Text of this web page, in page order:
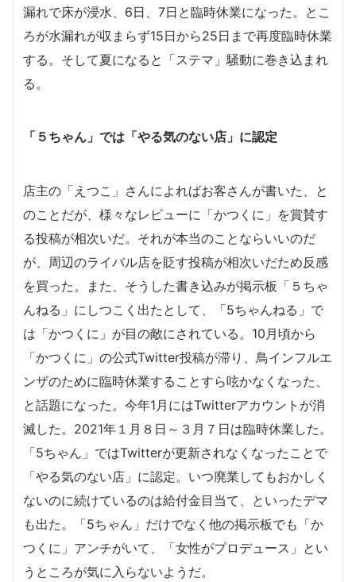
漏れで床が浸水、6日、7日と臨時休業になった。とこ
ろが水漏れが収まらず15日から25日まで再度臨時休業
する。そして夏になると「ステマ」騒動に巻き込まれ
る。
「５ちゃん」では「やる気のない店」に認定
店主の「えつこ」さんによればお客さんが書いた、と
のことだが、様々なレビューに「かつくに」を賞賛す
る投稿が相次いだ。それが本当のことならいいのだ
が、周辺のライバル店を貶す投稿が相次いだため反感
を買った。また、そうした書き込みが掲示板「５ちゃ
んねる」にしつこく出たとして、「5ちゃんねる」で
は「かつくに」が目の敵にされている。10月頃から
「かつくに」の公式Twitter投稿が滞り、鳥インフルエ
ンザのために臨時休業することすら呟かなくなった、
と話題になった。今年1月にはTwitterアカウントが消
滅した。2021年１月８日～３月７日は臨時休業した。
「5ちゃん」ではTwitterが更新されなくなったことで
「やる気のない店」に認定。いつ廃業してもおかしく
ないのに続けているのは給付金目当て、といったデマ
も出た。「5ちゃん」だけでなく他の掲示板でも「か
つくに」アンチがいて、「女性がプロデュース」とい
うところが気に入らないようだ。